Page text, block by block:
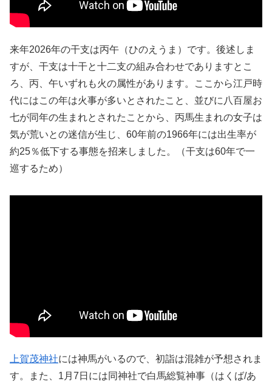
来年2026年の干支は丙午（ひのえうま）です。後述しま
すが、干支は十干と十二支の組み合わせでありますとこ
ろ、丙、午いずれも火の属性があります。ここから江戸時
代にはこの年は火事が多いとされたこと、並びに八百屋お
七が同年の生まれとされたことから、丙馬生まれの女子は
気が荒いとの迷信が生じ、60年前の1966年には出生率が
約25％低下する事態を招来しました。（干支は60年で一
巡するため）
上賀茂神社には神馬がいるので、初詣は混雑が予想されま
す。また、1月7日には同神社で白馬総覧神事（はくば/あ